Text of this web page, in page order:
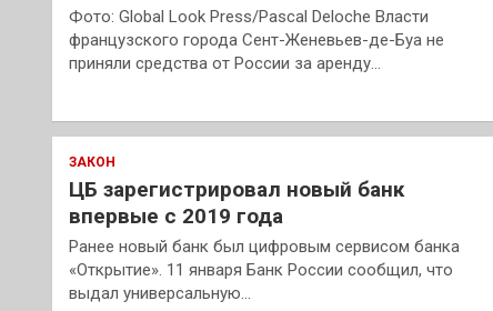
Фото: Global Look Press/Pascal Deloche Власти
французского города Сент-Женевьев-де-Буа не
приняли средства от России за аренду…
ЗАКОН
ЦБ зарегистрировал новый банк
впервые с 2019 года
Ранее новый банк был цифровым сервисом банка
«Открытие». 11 января Банк России сообщил, что
выдал универсальную…